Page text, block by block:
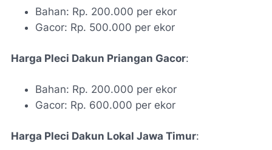
Bahan: Rp. 200.000 per ekor
Gacor: Rp. 500.000 per ekor
Harga Pleci Dakun Priangan Gacor:
Bahan: Rp. 200.000 per ekor
Gacor: Rp. 600.000 per ekor
Harga Pleci Dakun Lokal Jawa Timur: